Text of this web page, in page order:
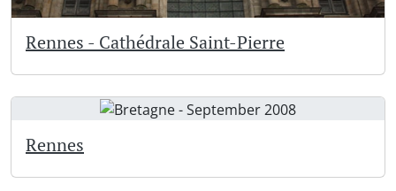
Rennes - Cathédrale Saint-Pierre
Rennes